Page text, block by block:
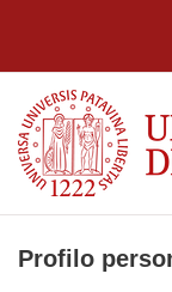
Profilo